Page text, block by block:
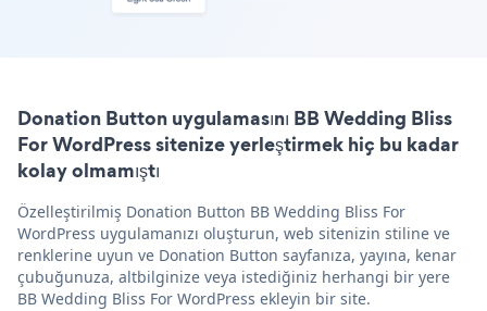
Donation Button uygulamasını BB Wedding Bliss
For WordPress sitenize yerleştirmek hiç bu kadar
kolay olmamıştı
Özelleştirilmiş Donation Button BB Wedding Bliss For
WordPress uygulamanızı oluşturun, web sitenizin stiline ve
renklerine uyun ve Donation Button sayfanıza, yayına, kenar
çubuğunuza, altbilginize veya istediğiniz herhangi bir yere
BB Wedding Bliss For WordPress ekleyin bir site.